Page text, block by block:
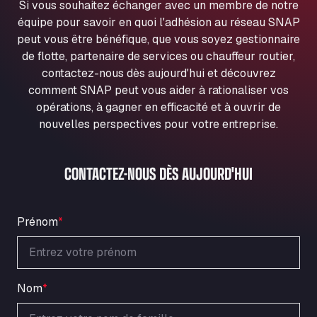
Ul. Torunska 147, 85884
Aqua Ariva GmbH
Marie-Curie-Straße 24, 68219
Aral Autohof Bockel
An der Autobahn 1, 27404
ARAL Autohof Bockenem
Oppelner Str. 1, 31167
ARAL Autohof Preis
ARAL Tankstelle - XXL Truckwash.de
GmbH
Obernburger Str. 127, 63811
Ardleigh South Services
a120 westbound, CO77SL
Area 47 Hermanos Rico
Si vous souhaitez échanger avec un membre de notre
équipe pour savoir en quoi l'adhésion au réseau SNAP
peut vous être bénéfique, que vous soyez gestionnaire
de flotte, partenaire de services ou chauffeur routier,
contactez-nous dès aujourd'hui et découvrez
comment SNAP peut vous aider à rationaliser vos
opérations, à gagner en efficacité et à ouvrir de
nouvelles perspectives pour votre entreprise.
CONTACTEZ-NOUS DÈS AUJOURD'HUI
Prénom*
Nom*